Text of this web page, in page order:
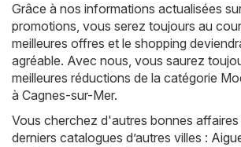
Grâce à nos informations actualisées
promotions, vous serez toujours au
meilleures offres et le shopping
agréable. Avec nous, vous saurez
meilleures réductions de la catégorie
à Cagnes-sur-Mer.
Vous cherchez d'autres bonnes affaires
derniers catalogues d’autres villes :